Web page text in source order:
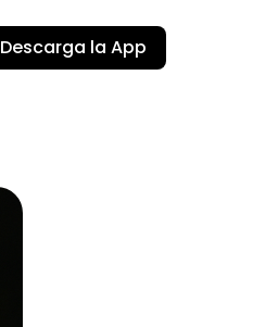
Descarga la App